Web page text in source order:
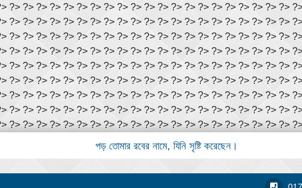
?> ?> ?> ?> ?> ?> ?> ?> ?> ?> ?> ?> ?> ?> ?> ?> ?> ?> ?> ?> ?>
?> ?> ?> ?> ?> ?> ?> ?> ?> ?> ?> ?> ?> ?> ?> ?> ?> ?> ?> ?> ?>
?> ?> ?> ?> ?> ?> ?> ?> ?> ?> ?> ?> ?> ?> ?> ?> ?> ?> ?> ?> ?>
?> ?> ?> ?> ?> ?> ?> ?> ?> ?> ?> ?> ?> ?> ?> ?> ?> ?> ?> ?> ?>
?> ?> ?> ?> ?> ?> ?> ?> ?> ?> ?> ?> ?> ?> ?> ?> ?> ?> ?> ?> ?>
?> ?> ?> ?> ?> ?> ?> ?> ?> ?> ?> ?> ?> ?> ?> ?> ?> ?> ?> ?> ?>
?> ?> ?> ?> ?> ?> ?> ?> ?> ?> ?> ?> ?> ?> ?> ?> ?> ?> ?> ?> ?>
?> ?> ?> ?> ?> ?> ?> ?> ?> ?> ?> ?> ?> ?> ?> ?> ?> ?> ?> ?> ?>
?> ?> ?> ?> ?> ?> ?> ?> ?> ?> ?> ?> ?> ?> ?> ?> ?> ?> ?> ?> ?>
পড় তোমার রবের নামে, যিনি সৃষ্টি করেছেন।